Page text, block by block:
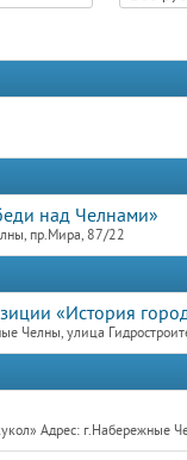
над Челнами»
пр.Мира, 87/22
«История
Челны, улица
Адрес: г.Набережные